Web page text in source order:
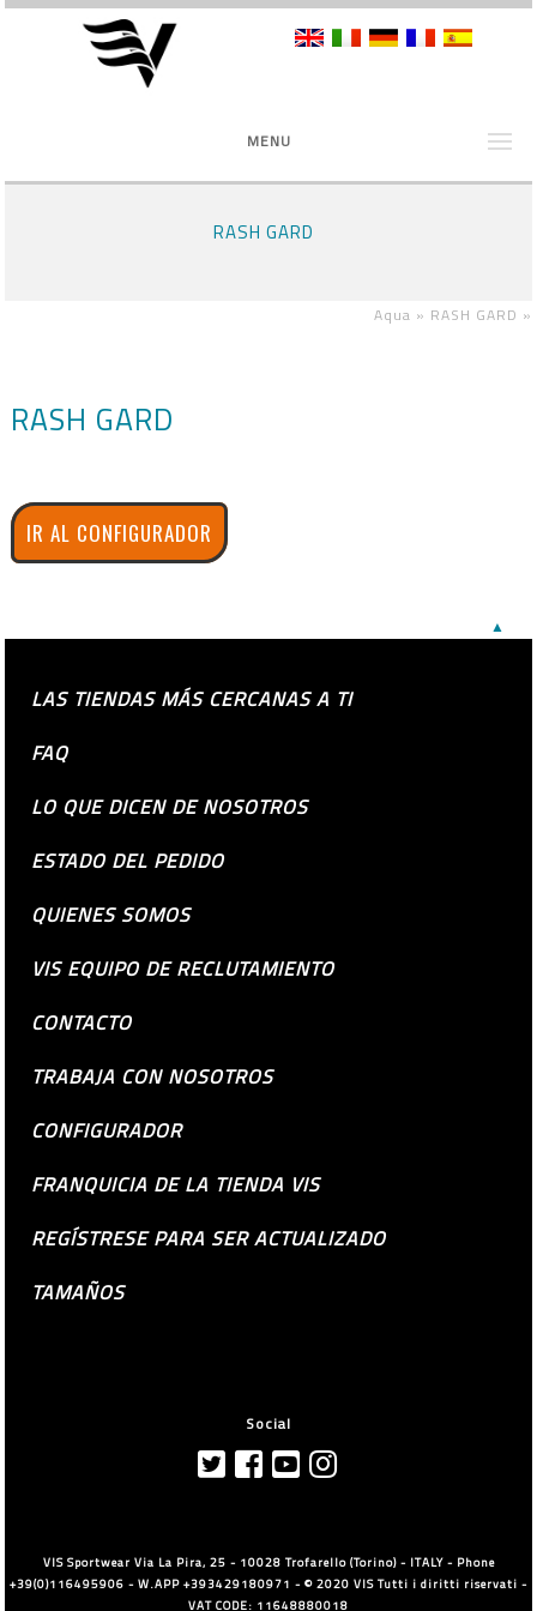
MENU
RASH GARD
Aqua » RASH GARD »
RASH GARD
IR AL CONFIGURADOR
▲
LAS TIENDAS MÁS CERCANAS A TI
FAQ
LO QUE DICEN DE NOSOTROS
ESTADO DEL PEDIDO
QUIENES SOMOS
VIS EQUIPO DE RECLUTAMIENTO
CONTACTO
TRABAJA CON NOSOTROS
CONFIGURADOR
FRANQUICIA DE LA TIENDA VIS
REGÍSTRESE PARA SER ACTUALIZADO
TAMAÑOS
Social
VIS Sportwear Via La Pira, 25 - 10028 Trofarello (Torino) - ITALY - Phone
+39(0)116495906 - W.APP +393429180971 - © 2020 VIS Tutti i diritti riservati -
VAT CODE: 11648880018